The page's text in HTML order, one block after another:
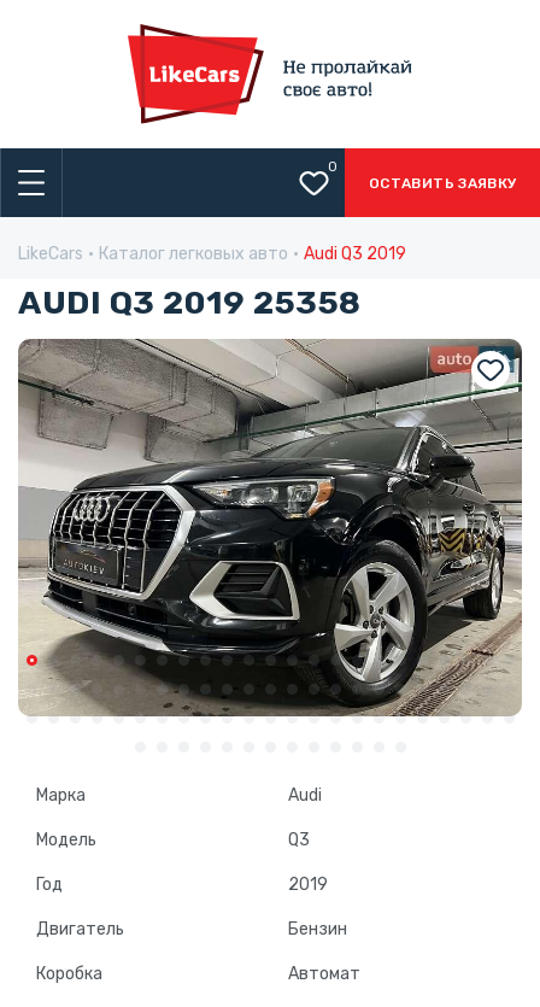
0
ОСТАВИТЬ ЗАЯВКУ
LikeCars Каталог легковых авто Audi Q3 2019
AUDI Q3 2019 25358
Марка Audi
Модель Q3
Год 2019
Двигатель Бензин
Коробка Автомат